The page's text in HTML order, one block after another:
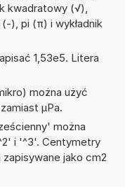
kwadratowy (√),
), pi (π) i wykładnik
1,53e5. Litera
można użyć
µPa.
można
i '^3'. Centymetry
jako cm2